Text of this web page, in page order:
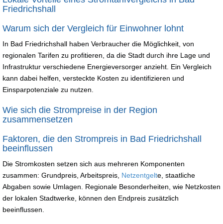
Friedrichshall
Warum sich der Vergleich für Einwohner lohnt
In Bad Friedrichshall haben Verbraucher die Möglichkeit, von
regionalen Tarifen zu profitieren, da die Stadt durch ihre Lage und
Infrastruktur verschiedene Energieversorger anzieht. Ein Vergleich
kann dabei helfen, versteckte Kosten zu identifizieren und
Einsparpotenziale zu nutzen.
Wie sich die Strompreise in der Region
zusammensetzen
Faktoren, die den Strompreis in Bad Friedrichshall
beeinflussen
Die Stromkosten setzen sich aus mehreren Komponenten
zusammen: Grundpreis, Arbeitspreis, Netzentgelte, staatliche
Abgaben sowie Umlagen. Regionale Besonderheiten, wie Netzkosten
der lokalen Stadtwerke, können den Endpreis zusätzlich
beeinflussen.